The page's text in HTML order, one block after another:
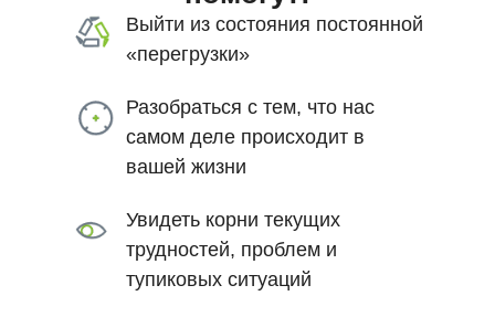
Увидеть корни текущих
трудностей, проблем и
тупиковых ситуаций
Выйти из состояния постоянной
«перегрузки»
Разобраться с тем, что нас
самом деле происходит в
вашей жизни